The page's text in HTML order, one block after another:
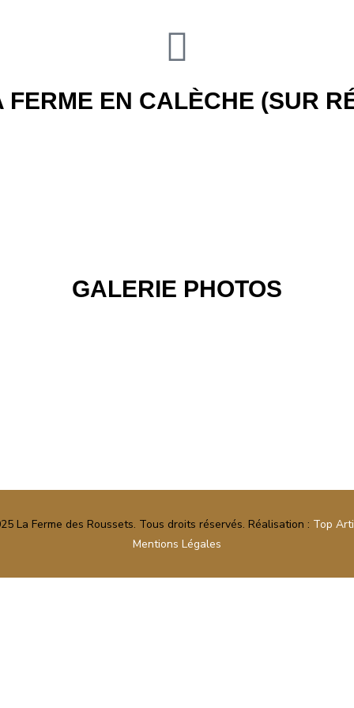
FERME EN CALÈCHE (SUR
GALERIE PHOTOS
La Ferme des Roussets. Tous droits réservés. Réalisation : Top
Mentions Légales